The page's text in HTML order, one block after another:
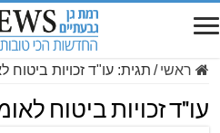
ראשי / תגית:עו"ד זכויות ביטוח
עו"ד זכויות ביטוח